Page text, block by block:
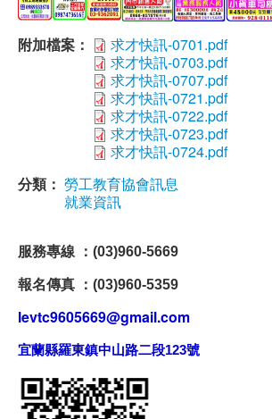
附加檔案：
求才快訊-0701.pdf
求才快訊-0703.pdf
求才快訊-0707.pdf
求才快訊-0721.pdf
求才快訊-0722.pdf
求才快訊-0723.pdf
求才快訊-0724.pdf
分類： 勞工教育協會訊息
就業資訊
服務專線 ：(03)960-5669
報名傳真 ：(03)960-5359
levtc9605669@gmail.com
宜蘭縣羅東鎮中山路二段123號